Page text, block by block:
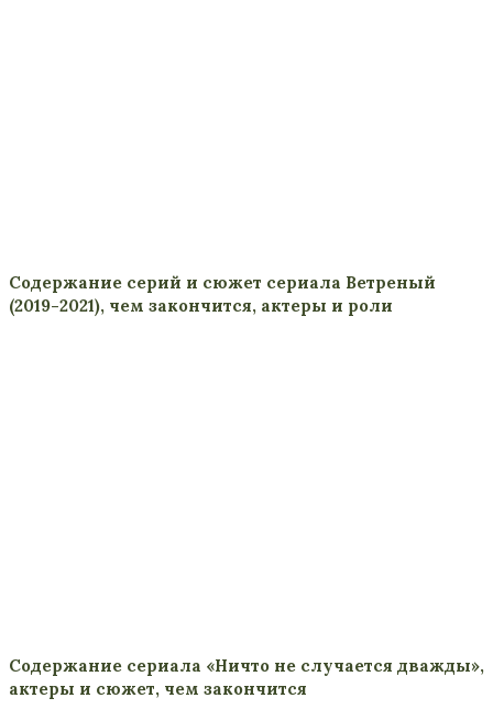
Содержание серий и сюжет сериала Ветреный
(2019-2021), чем закончится, актеры и роли
Содержание сериала «Ничто не случается дважды»,
актеры и сюжет, чем закончится